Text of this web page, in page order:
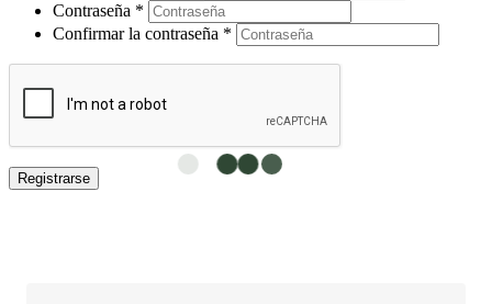
Contraseña *
Confirmar la contraseña *
Registrarse